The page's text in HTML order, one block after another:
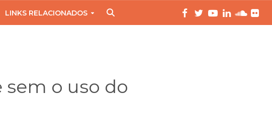
LINKS RELACIONADOS
o uso do